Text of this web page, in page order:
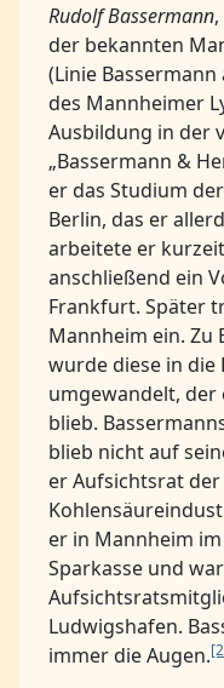
Rudolf Bassermann
der bekannten
(Linie
des Mannheimer
Ausbildung in der
„Bassermann &
er das Studium
Berlin, das er
arbeitete er
anschließend ein
Frankfurt. Später
Mannheim ein. Zu
wurde diese in die
umgewandelt, der
blieb.
blieb nicht auf
er Aufsichtsrat der
er in Mannheim
Sparkasse und
Ludwigshafen.
immer die Augen.